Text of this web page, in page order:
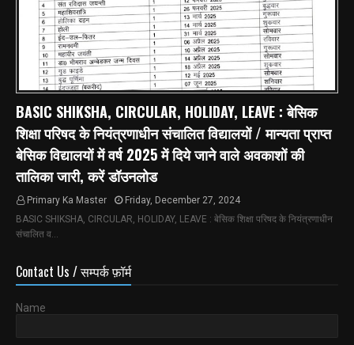
BASIC SHIKSHA, CIRCULAR, HOLIDAY, LEAVE : बेसिक
शिक्षा परिषद के नियंत्रणाधीन संचालित विद्यालयों / मान्यता प्राप्त
बेसिक विद्यालयों में वर्ष 2025 में दिये जाने वाले अवकाशों की
तालिका जारी, करें डॉउनलोड
Primary Ka Master
Friday, December 27, 2024
BASIC SHIKSHA, CIRCULAR, HOLIDAY, LEAVE : बेसिक शिक्षा परिषद के नियंत्रणाधीन
संचालित व…
Contact Us / सम्पर्क फ़ॉर्म
Name